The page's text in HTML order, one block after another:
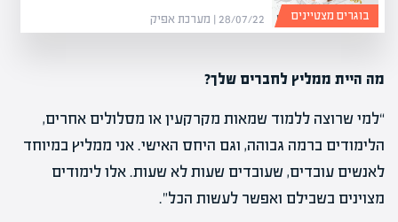
28/07/22 | מערכת אפיק בוגרים מצטיינים
מה היית ממליץ לחברים שלך?
“למי שרוצה ללמוד שמאות מקרקעין או מסלולים אחרים,
הלימודים ברמה גבוהה, וגם היחס האישי. אני ממליץ במיוחד
לאנשים עובדים, שעובדים שעות לא שעות. אלו לימודים
מצוינים בשבילם ואפשר לעשות הכל”.